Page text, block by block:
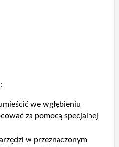
we wgłębieniu
za pomocą specjalnej
w przeznaczonym